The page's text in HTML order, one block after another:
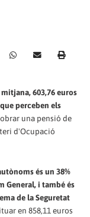
603,76 euros
perceben els
una pensió de
d'Ocupació
és un 38%
General, i també és
de la Seguretat
en 858,11 euros